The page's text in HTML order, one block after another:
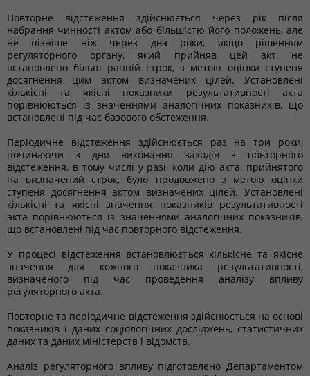
Повторне відстеження здійснюється через рік після
набрання чинності актом або більшістю його положень, але
не пізніше ніж через два роки, якщо рішенням
регуляторного органу, який прийняв цей акт, не
встановлено більш ранній строк, з метою оцінки ступеня
досягнення цим актом визначених цілей. Установлені
кількісні та якісні показники результативності акта
порівнюються із значеннями аналогічних показників, що
встановлені під час базового обстеження.
Періодичне відстеження здійснюється раз на три роки,
починаючи з дня виконання заходів з повторного
відстеження, в тому числі у разі, коли дію акта, прийнятого
на визначений строк, було продовжено з метою оцінки
ступеня досягнення актом визначених цілей. Установлені
кількісні та якісні значення показників результативності
акта порівнюються із значеннями аналогічних показників,
що встановлені під час повторного відстеження.
У процесі відстеження встановлюється кількісне та якісне
значення для кожного показника результативності,
визначеного під час проведення аналізу впливу
регуляторного акта.
Повторне та періодичне відстеження здійснюється на основі
показників і даних соціологічних досліджень, статистичних
даних та даних міністерств і відомств.
Аналіз регуляторного впливу підготовлено Департаментом